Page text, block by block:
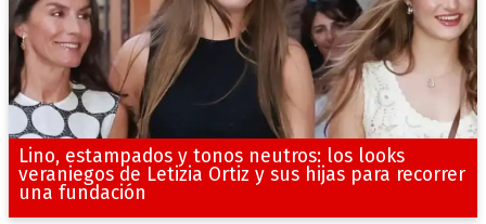
Lino, estampados y tonos neutros: los looks
veraniegos de Letizia Ortiz y sus hijas para recorrer
una fundación